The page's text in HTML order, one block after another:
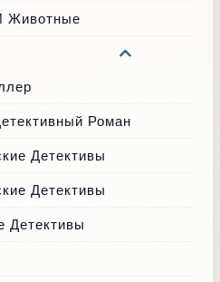
Животные
Роман
Детективы
Детективы
Детективы